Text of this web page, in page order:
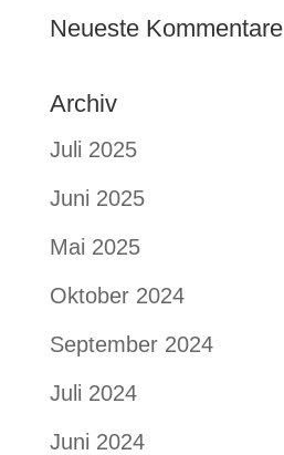
Neueste Kommentare
Archiv
Juli 2025
Juni 2025
Mai 2025
Oktober 2024
September 2024
Juli 2024
Juni 2024